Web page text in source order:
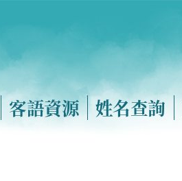
客語資源 姓名查詢